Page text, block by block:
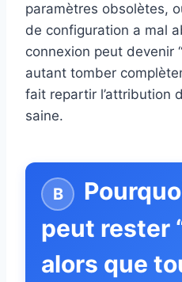
paramètres obsolètes,
de configuration a mal
connexion peut devenir
autant tomber
fait repartir l’attribution
saine.
peut rester
alors que